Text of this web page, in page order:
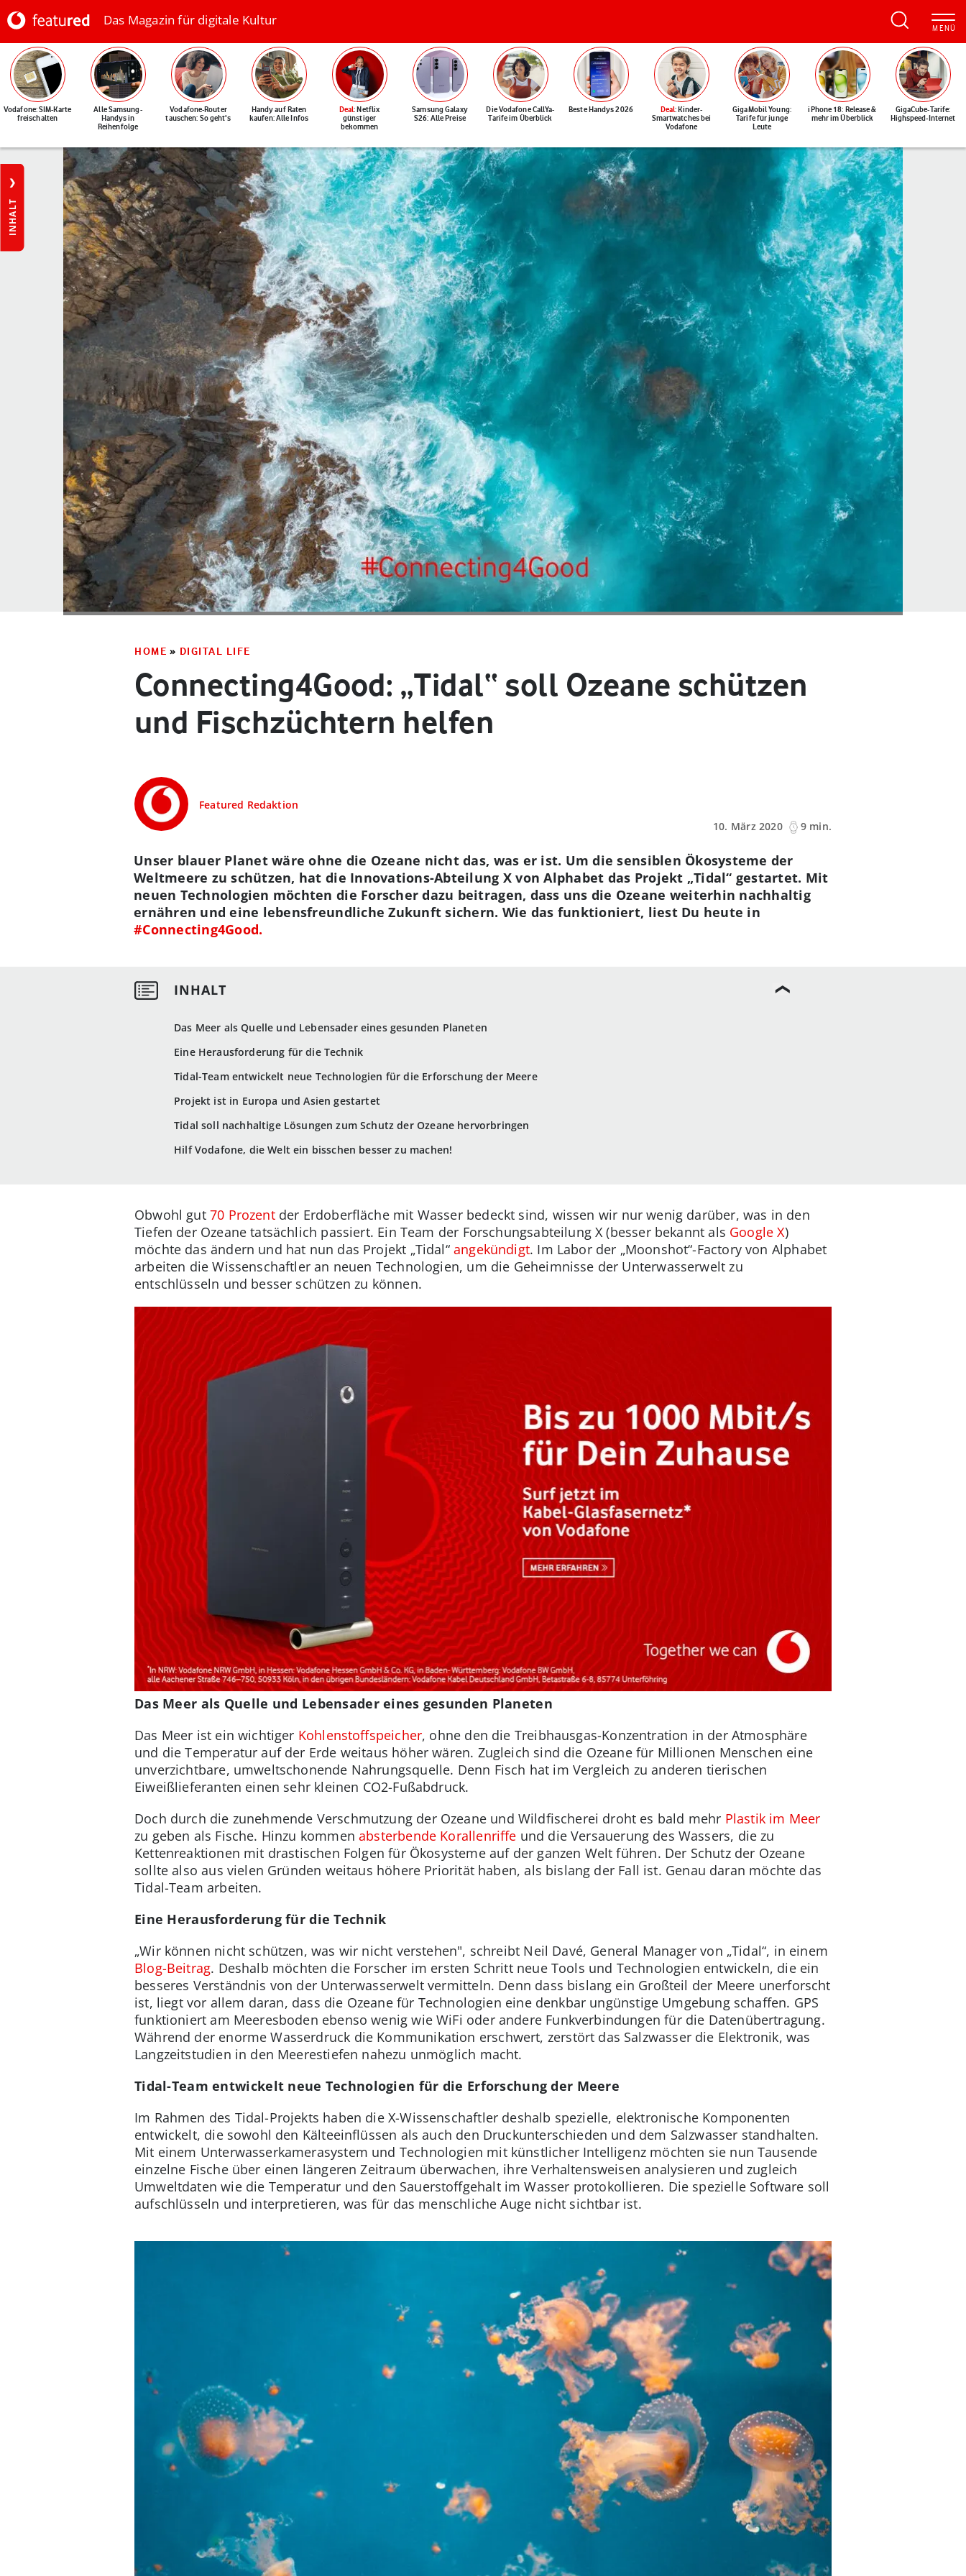
Das Magazin für digitale Kultur
Vodafone: SIM-Karte
freischalten
Alle Samsung-
Handys in
Reihenfolge
Vodafone-Router
tauschen: So geht's
Handy auf Raten
kaufen: Alle Infos
Deal: Netflix
günstiger
bekommen
Samsung Galaxy
S26: Alle Preise
Die Vodafone CallYa-
Tarife im Überblick
Beste Handys 2026 Deal: Kinder-
Smartwatches bei
Vodafone
GigaMobil Young:
Tarife für junge
Leute
iPhone 18: Release &
mehr im Überblick
GigaCube-Tarife:
Highspeed-Internet
INHALT
HOME » DIGITAL LIFE
Connecting4Good: „Tidal“ soll Ozeane schützen
und Fischzüchtern helfen
Featured Redaktion
10. März 2020
9 min.
Das Meer als Quelle und Lebensader eines gesunden Planeten
Eine Herausforderung für die Technik
Tidal-Team entwickelt neue Technologien für die Erforschung der Meere
Projekt ist in Europa und Asien gestartet
Tidal soll nachhaltige Lösungen zum Schutz der Ozeane hervorbringen
Hilf Vodafone, die Welt ein bisschen besser zu machen!
Unser blauer Planet wäre ohne die Ozeane nicht das, was er ist. Um die sensiblen Ökosysteme der
Weltmeere zu schützen, hat die Innovations-Abteilung X von Alphabet das Projekt „Tidal“ gestartet. Mit
neuen Technologien möchten die Forscher dazu beitragen, dass uns die Ozeane weiterhin nachhaltig
ernähren und eine lebensfreundliche Zukunft sichern. Wie das funktioniert, liest Du heute in
#Connecting4Good.
Obwohl gut 70 Prozentder Erdoberfläche mit Wasser bedeckt sind, wissen wir nur wenig darüber, was in den
Tiefen der Ozeane tatsächlich passiert. Ein Team der Forschungsabteilung X (besser bekannt als Google X)
möchte das ändern und hat nun das Projekt „Tidal“ angekündigt. Im Labor der „Moonshot“-Factory von Alphabet
arbeiten die Wissenschaftler an neuen Technologien, um die Geheimnisse der Unterwasserwelt zu
entschlüsseln und besser schützen zu können.
Das Meer als Quelle und Lebensader eines gesunden Planeten
Das Meer ist ein wichtiger Kohlenstoffspeicher, ohne den die Treibhausgas-Konzentration in der Atmosphäre
und die Temperatur auf der Erde weitaus höher wären. Zugleich sind die Ozeane für Millionen Menschen eine
unverzichtbare, umweltschonende Nahrungsquelle. Denn Fisch hat im Vergleich zu anderen tierischen
Eiweißlieferanten einen sehr kleinen CO2-Fußabdruck.
Doch durch die zunehmende Verschmutzung der Ozeane und Wildfischerei droht es bald mehr Plastik im Meer
zu geben als Fische. Hinzu kommenabsterbende Korallenriffe und die Versauerung des Wassers, die zu
Kettenreaktionen mit drastischen Folgen für Ökosysteme auf der ganzen Welt führen. Der Schutz der Ozeane
sollte also aus vielen Gründen weitaus höhere Priorität haben, als bislang der Fall ist. Genau daran möchte das
Tidal-Team arbeiten.
Eine Herausforderung für die Technik
„Wir können nicht schützen, was wir nicht verstehen", schreibt Neil Davé, General Manager von „Tidal“, in einem
Blog-Beitrag. Deshalb möchten die Forscher im ersten Schritt neue Tools und Technologien entwickeln, die ein
besseres Verständnis von der Unterwasserwelt vermitteln. Denn dass bislang ein Großteil der Meere unerforscht
ist, liegt vor allem daran, dass die Ozeane für Technologien eine denkbar ungünstige Umgebung schaffen. GPS
funktioniert am Meeresboden ebenso wenig wie WiFi oder andere Funkverbindungen für die Datenübertragung.
Während der enorme Wasserdruck die Kommunikation erschwert, zerstört das Salzwasser die Elektronik, was
Langzeitstudien in den Meerestiefen nahezu unmöglich macht.
Tidal-Team entwickelt neue Technologien für die Erforschung der Meere
Im Rahmen des Tidal-Projekts haben die X-Wissenschaftler deshalb spezielle, elektronische Komponenten
entwickelt, die sowohl den Kälteeinflüssen als auch den Druckunterschieden und dem Salzwasser standhalten.
Mit einem Unterwasserkamerasystem und Technologien mit künstlicher Intelligenz möchten sie nun Tausende
einzelne Fische über einen längeren Zeitraum überwachen, ihre Verhaltensweisen analysieren und zugleich
Umweltdaten wie die Temperatur und den Sauerstoffgehalt im Wasser protokollieren. Die spezielle Software soll
aufschlüsseln und interpretieren, was für das menschliche Auge nicht sichtbar ist.